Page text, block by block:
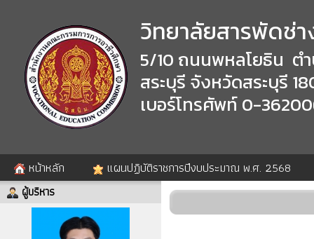
วิทยาลัยสารพัดช่า
5/10 ถนนพหลโยธิน ต
สระบุรี จังหวัดสระบุรี
เบอร์โทรศัพท์ 0-
หน้าหลัก แผนปฏิบัติราชการปีงบประมาณ พ.ศ. 2568
ผู้บริหาร